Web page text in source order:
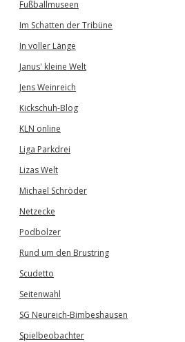
Fußballmuseen
Im Schatten der Tribüne
In voller Länge
Janus' kleine Welt
Jens Weinreich
Kickschuh-Blog
KLN online
Liga Parkdrei
Lizas Welt
Michael Schröder
Netzecke
Podbolzer
Rund um den Brustring
Scudetto
Seitenwahl
SG Neureich-Bimbeshausen
Spielbeobachter